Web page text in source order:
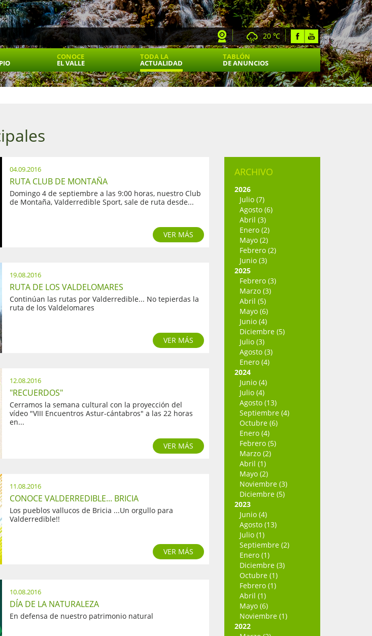
20 ℃
CONOCE
EL VALLE
TODA LA
ACTUALIDAD
TABLÓN
DE ANUNCIOS
04.09.2016
RUTA CLUB DE MONTAÑA
Domingo 4 de septiembre a las 9:00 horas, nuestro Club
de Montaña, Valderredible Sport, sale de ruta desde...
VER MÁS
19.08.2016
RUTA DE LOS VALDELOMARES
Continúan las rutas por Valderredible... No tepierdas la
ruta de los Valdelomares
VER MÁS
12.08.2016
"RECUERDOS"
Cerramos la semana cultural con la proyección del
vídeo "VIII Encuentros Astur-cántabros" a las 22 horas
en...
VER MÁS
11.08.2016
CONOCE VALDERREDIBLE... BRICIA
Los pueblos vallucos de Bricia ...Un orgullo para
Valderredible!!
VER MÁS
10.08.2016
DÍA DE LA NATURALEZA
En defensa de nuestro patrimonio natural
ARCHIVO
2026
Julio (7)
Agosto (6)
Abril (3)
Enero (2)
Mayo (2)
Febrero (2)
Junio (3)
2025
Febrero (3)
Marzo (3)
Abril (5)
Mayo (6)
Junio (4)
Diciembre (5)
Julio (3)
Agosto (3)
Enero (4)
2024
Junio (4)
Julio (4)
Agosto (13)
Septiembre (4)
Octubre (6)
Enero (4)
Febrero (5)
Marzo (2)
Abril (1)
Mayo (2)
Noviembre (3)
Diciembre (5)
2023
Junio (4)
Agosto (13)
Julio (1)
Septiembre (2)
Enero (1)
Diciembre (3)
Octubre (1)
Febrero (1)
Abril (1)
Mayo (6)
Noviembre (1)
2022